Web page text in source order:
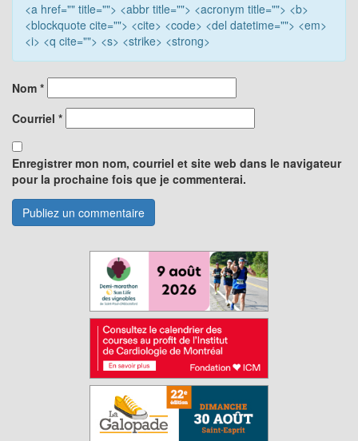
<a href="" title=""> <abbr title=""> <acronym title=""> <b>
<blockquote cite=""> <cite> <code> <del datetime=""> <em>
<i> <q cite=""> <s> <strike> <strong>
Nom *
Courriel *
Enregistrer mon nom, courriel et site web dans le navigateur
pour la prochaine fois que je commenterai.